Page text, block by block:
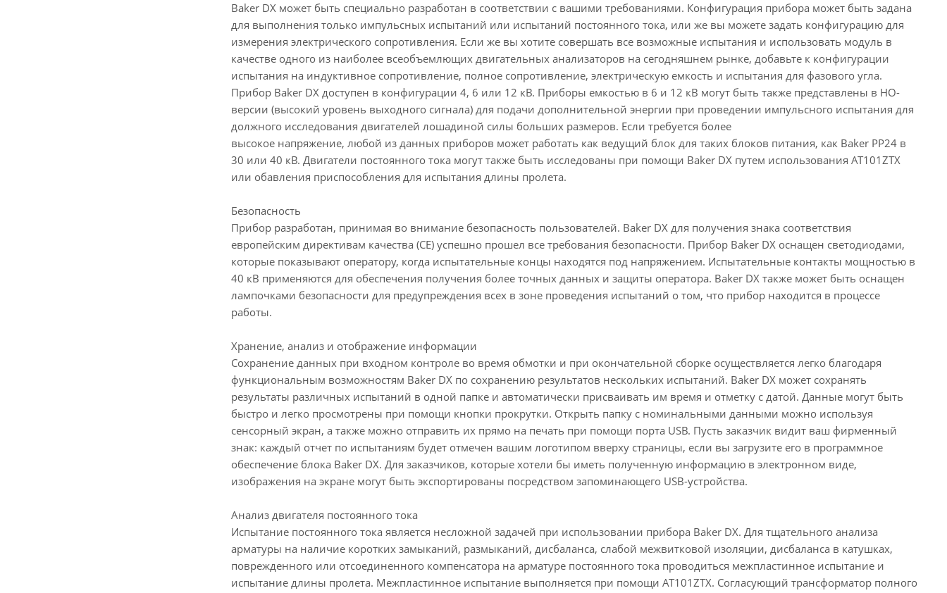
Baker DX может быть специально разработан в соответствии с вашими требованиями. Конфигурация прибора может быть задана
для выполнения только импульсных испытаний или испытаний постоянного тока, или же вы можете задать конфигурацию для
измерения электрического сопротивления. Если же вы хотите совершать все возможные испытания и использовать модуль в
качестве одного из наиболее всеобъемлющих двигательных анализаторов на сегодняшнем рынке, добавьте к конфигурации
испытания на индуктивное сопротивление, полное сопротивление, электрическую емкость и испытания для фазового угла.
Прибор Baker DX доступен в конфигурации 4, 6 или 12 кВ. Приборы емкостью в 6 и 12 кВ могут быть также представлены в HO-
версии (высокий уровень выходного сигнала) для подачи дополнительной энергии при проведении импульсного испытания для
должного исследования двигателей лошадиной силы больших размеров. Если требуется более
высокое напряжение, любой из данных приборов может работать как ведущий блок для таких блоков питания, как Baker PP24 в
30 или 40 кВ. Двигатели постоянного тока могут также быть исследованы при помощи Baker DX путем использования AT101ZTX
или обавления приспособления для испытания длины пролета.
Безопасность
Прибор разработан, принимая во внимание безопасность пользователей. Baker DX для получения знака соответствия
европейским директивам качества (CE) успешно прошел все требования безопасности. Прибор Baker DX оснащен светодиодами,
которые показывают оператору, когда испытательные концы находятся под напряжением. Испытательные контакты мощностью в
40 кВ применяются для обеспечения получения более точных данных и защиты оператора. Baker DX также может быть оснащен
лампочками безопасности для предупреждения всех в зоне проведения испытаний о том, что прибор находится в процессе
работы.
Хранение, анализ и отображение информации
Сохранение данных при входном контроле во время обмотки и при окончательной сборке осуществляется легко благодаря
функциональным возможностям Baker DX по сохранению результатов нескольких испытаний. Baker DX может сохранять
результаты различных испытаний в одной папке и автоматически присваивать им время и отметку с датой. Данные могут быть
быстро и легко просмотрены при помощи кнопки прокрутки. Открыть папку с номинальными данными можно используя
сенсорный экран, а также можно отправить их прямо на печать при помощи порта USB. Пусть заказчик видит ваш фирменный
знак: каждый отчет по испытаниям будет отмечен вашим логотипом вверху страницы, если вы загрузите его в программное
обеспечение блока Baker DX. Для заказчиков, которые хотели бы иметь полученную информацию в электронном виде,
изображения на экране могут быть экспортированы посредством запоминающего USB-устройства.
Анализ двигателя постоянного тока
Испытание постоянного тока является несложной задачей при использовании прибора Baker DX. Для тщательного анализа
арматуры на наличие коротких замыканий, размыканий, дисбаланса, слабой межвитковой изоляции, дисбаланса в катушках,
поврежденного или отсоединенного компенсатора на арматуре постоянного тока проводиться межпластинное испытание и
испытание длины пролета. Межпластинное испытание выполняется при помощи AT101ZTX. Согласующий трансформатор полного